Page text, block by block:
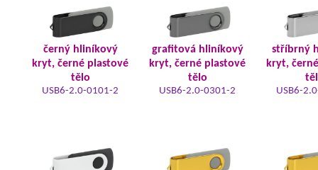
černý hliníkový
kryt, černé plastové
tělo
USB6-2.0-0101-2
grafitová hliníkový
kryt, černé plastové
tělo
USB6-2.0-0301-2
stříbrný
kryt,
USB6-